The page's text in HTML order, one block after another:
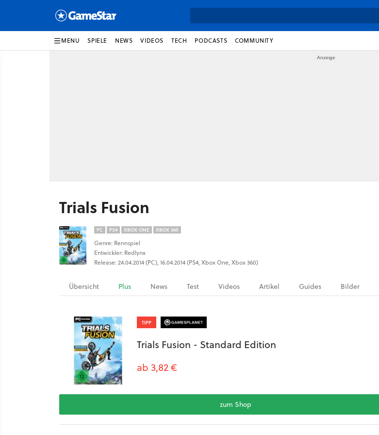
MENU SPIELE NEWS VIDEOS TECH PODCASTS COMMUNITY
Trials Fusion
PC PS4 XBOX ONE XBOX 360
Genre: Rennspiel
Entwickler: Redlynx
Release: 24.04.2014 (PC), 16.04.2014 (PS4, Xbox One, Xbox 360)
Übersicht Plus News Test Videos Artikel Guides Bilder
TIPP
Trials Fusion - Standard Edition
ab 3,82 €
zum Shop